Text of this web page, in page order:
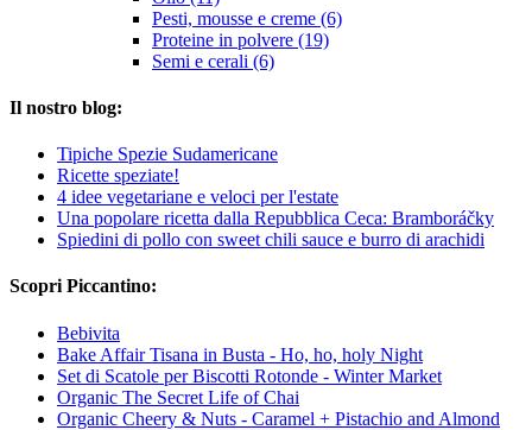
Pesti, mousse e creme (6)
Proteine in polvere (19)
Semi e cerali (6)
Il nostro blog:
Tipiche Spezie Sudamericane
Ricette speziate!
4 idee vegetariane e veloci per l'estate
Una popolare ricetta dalla Repubblica Ceca: Bramboráčky
Spiedini di pollo con sweet chili sauce e burro di arachidi
Scopri Piccantino:
Bebivita
Bake Affair Tisana in Busta - Ho, ho, holy Night
Set di Scatole per Biscotti Rotonde - Winter Market
Organic The Secret Life of Chai
Organic Cheery & Nuts - Caramel + Pistachio and Almond